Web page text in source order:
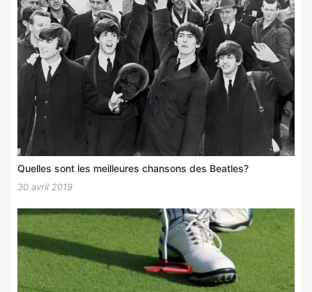
Quelles sont les meilleures chansons des Beatles?
30 avril 2019